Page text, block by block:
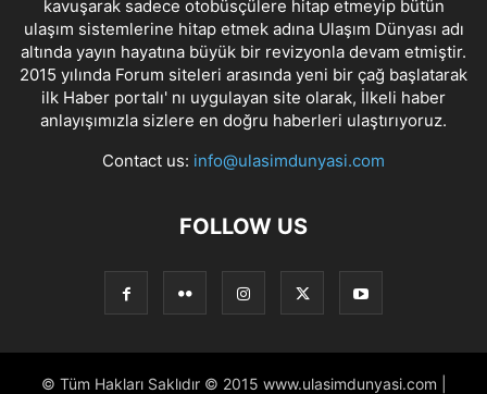
kavuşarak sadece otobüsçülere hitap etmeyip bütün
ulaşım sistemlerine hitap etmek adına Ulaşım Dünyası adı
altında yayın hayatına büyük bir revizyonla devam etmiştir.
2015 yılında Forum siteleri arasında yeni bir çağ başlatarak
ilk Haber portalı' nı uygulayan site olarak, İlkeli haber
anlayışımızla sizlere en doğru haberleri ulaştırıyoruz.
Contact us: info@ulasimdunyasi.com
FOLLOW US
© Tüm Hakları Saklıdır © 2015 www.ulasimdunyasi.com |